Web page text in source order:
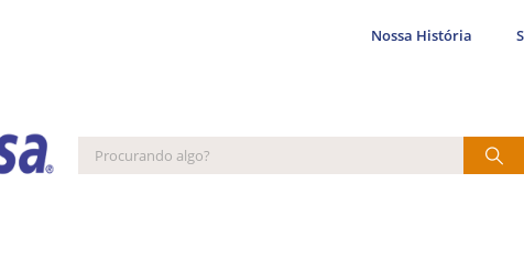
Nossa História